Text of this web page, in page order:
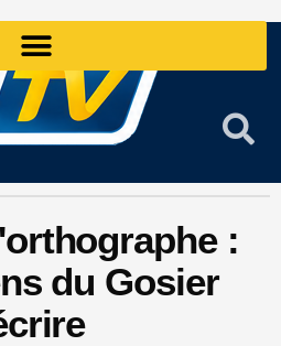
:
du Gosier